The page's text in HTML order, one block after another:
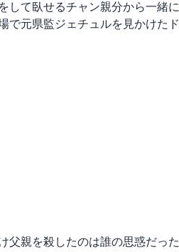
して臥せるチャン親分から一緒に
で元県監ジェチュルを見かけたド
父親を殺したのは誰の思惑だった